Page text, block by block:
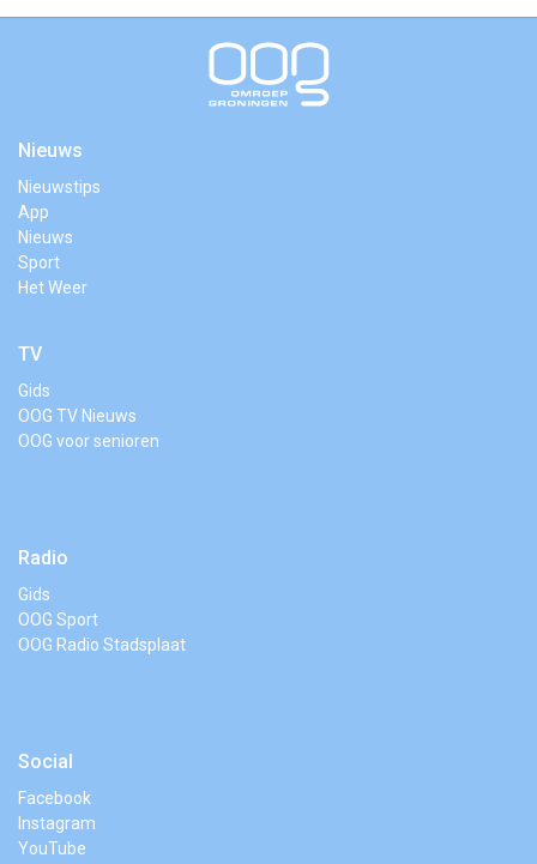
Nieuws
Nieuwstips
App
Nieuws
Sport
Het Weer
TV
Gids
OOG TV Nieuws
OOG voor senioren
Radio
Gids
OOG Sport
OOG Radio Stadsplaat
Social
Facebook
Instagram
YouTube